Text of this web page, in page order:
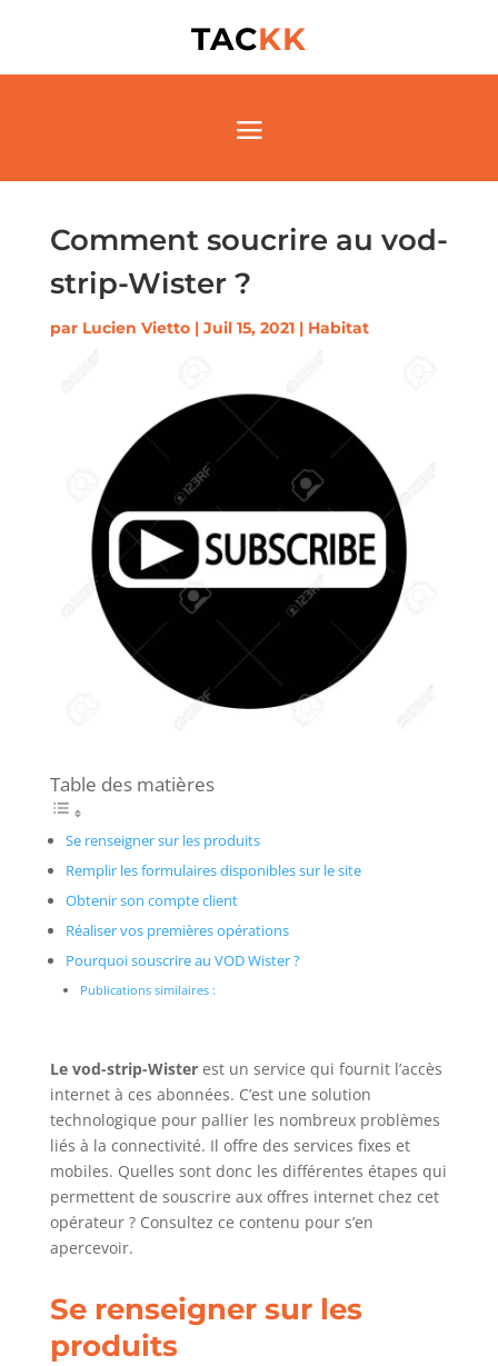
TACKK
Comment soucrire au vod-
strip-Wister ?
par Lucien Vietto| Juil 15, 2021| Habitat
Table des matières
Se renseigner sur les produits
Remplir les formulaires disponibles sur le site
Obtenir son compte client
Réaliser vos premières opérations
Pourquoi souscrire au VOD Wister ?
Publications similaires :
Le vod-strip-Wister est un service qui fournit l’accès
internet à ces abonnées. C’est une solution
technologique pour pallier les nombreux problèmes
liés à la connectivité. Il offre des services fixes et
mobiles. Quelles sont donc les différentes étapes qui
permettent de souscrire aux offres internet chez cet
opérateur ? Consultez ce contenu pour s’en
apercevoir.
Se renseigner sur les
produits